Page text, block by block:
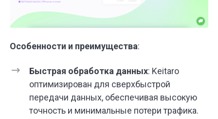
Особенности и преимущества:
Быстрая обработка данных: Keitaro
оптимизирован для сверхбыстрой
передачи данных, обеспечивая высокую
точность и минимальные потери трафика.